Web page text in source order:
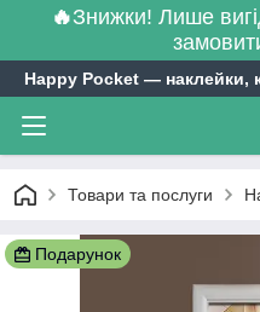
🔥Знижки! Лише
Happy Pocket ― наклейки,
Товари та послуги
Подарунок